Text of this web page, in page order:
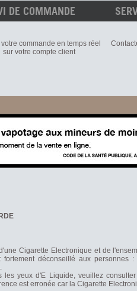
DE COMMANDE
commande en temps réel
sur votre compte client
Cigarette Electronique et de
déconseillé aux personnes
yeux d'E Liquide, veuillez
est erronée car la Cigarette